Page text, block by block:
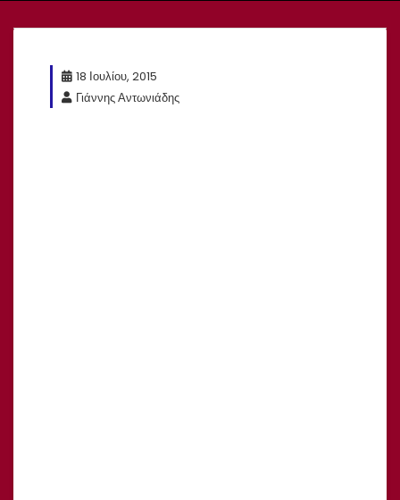
18 Ιουλίου, 2015
Γιάννης Αντωνιάδης